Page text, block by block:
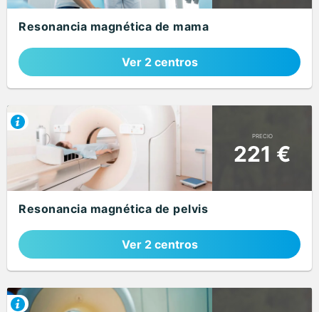
Resonancia magnética de mama
Ver 2 centros
PRECIO
221 €
Resonancia magnética de pelvis
Ver 2 centros